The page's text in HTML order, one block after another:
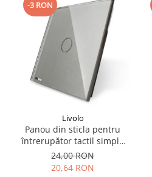
-3 RON
Livolo
Panou din sticla pentru
întrerupător tactil simplu
Livolo
24,00 RON
20,64 RON